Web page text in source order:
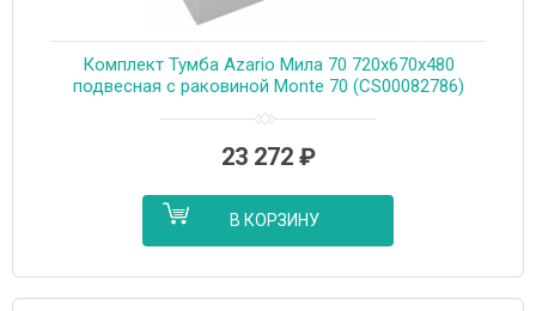
Комплект Тумба Azario Мила 70 720х670х480
подвесная с раковиной Monte 70 (CS00082786)
23 272 ₽
В КОРЗИНУ